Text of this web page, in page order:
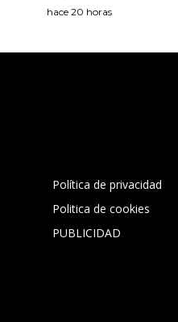
hace 20 horas
Política de privacidad
Politica de cookies
PUBLICIDAD